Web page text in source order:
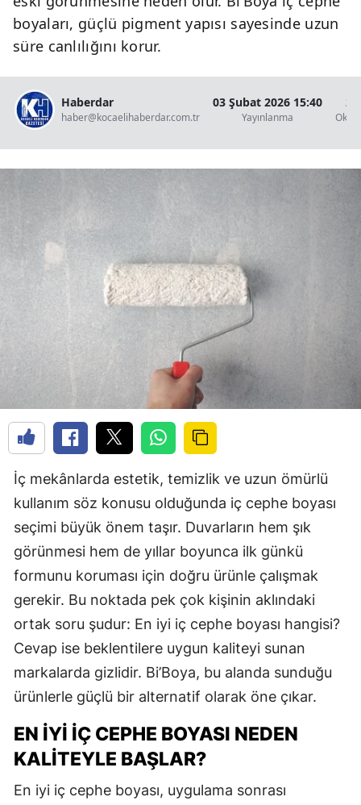
boyaları, güçlü pigment yapısı sayesinde uzun
süre canlılığını korur.
Haberdar
haber@kocaelihaberdar.com.tr
03 Şubat 2026 15:40
Yayınlanma
2
İç mekânlarda estetik, temizlik ve uzun ömürlü
kullanım söz konusu olduğunda iç cephe boyası
seçimi büyük önem taşır. Duvarların hem şık
görünmesi hem de yıllar boyunca ilk günkü
formunu koruması için doğru ürünle çalışmak
gerekir. Bu noktada pek çok kişinin aklındaki
ortak soru şudur: En iyi iç cephe boyası hangisi?
Cevap ise beklentilere uygun kaliteyi sunan
markalarda gizlidir. Bi’Boya, bu alanda sunduğu
ürünlerle güçlü bir alternatif olarak öne çıkar.
EN İYI İÇ CEPHE BOYASI NEDEN
KALITEYLE BAŞLAR?
En iyi iç cephe boyası, uygulama sonrası